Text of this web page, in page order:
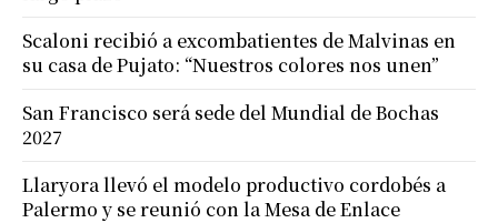
Scaloni recibió a excombatientes de Malvinas en
su casa de Pujato: “Nuestros colores nos unen”
San Francisco será sede del Mundial de Bochas
2027
Llaryora llevó el modelo productivo cordobés a
Palermo y se reunió con la Mesa de Enlace